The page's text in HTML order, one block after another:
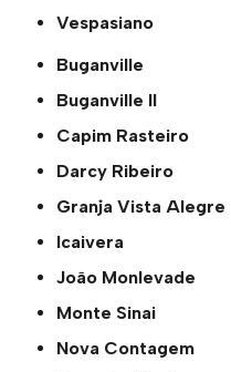
Vespasiano
Buganville
Buganville ll
Capim Rasteiro
Darcy Ribeiro
Granja Vista Alegre
Icaivera
João Monlevade
Monte Sinai
Nova Contagem